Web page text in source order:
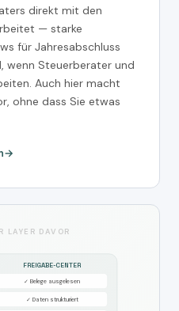
direkt mit den
— starke
für Jahresabschluss
wenn Steuerberater und
Auch hier macht
ohne dass Sie etwas
LAYER DAVOR
FREIGABE-CENTER
✓ Belege ausgelesen
✓ Daten strukturiert